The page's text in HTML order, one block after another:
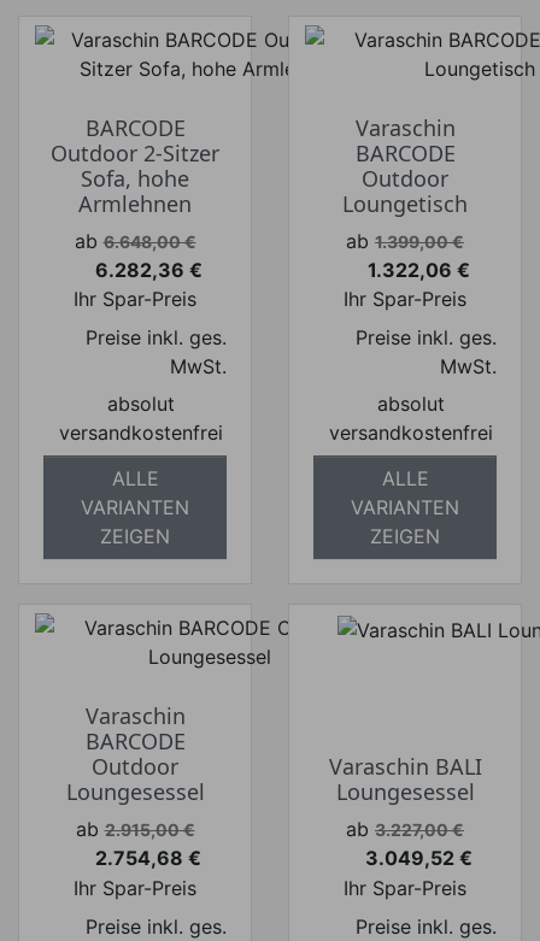
BARCODE
Outdoor 2-Sitzer
Sofa, hohe
Armlehnen
Verkaufspreis
ab 6.648,00 €
Preis
6.282,36 €
Ihr Spar-Preis
Preise inkl. ges.
MwSt.
absolut
versandkostenfrei
ALLE
VARIANTEN
ZEIGEN
Varaschin
BARCODE
Outdoor
Loungetisch
Verkaufspreis
ab 1.399,00 €
Preis
1.322,06 €
Ihr Spar-Preis
Preise inkl. ges.
MwSt.
absolut
versandkostenfrei
ALLE
VARIANTEN
ZEIGEN
Varaschin
BARCODE
Outdoor
Loungesessel
Verkaufspreis
ab 2.915,00 €
Preis
2.754,68 €
Ihr Spar-Preis
Preise inkl. ges.
Varaschin BALI
Loungesessel
Verkaufspreis
ab 3.227,00 €
Preis
3.049,52 €
Ihr Spar-Preis
Preise inkl. ges.